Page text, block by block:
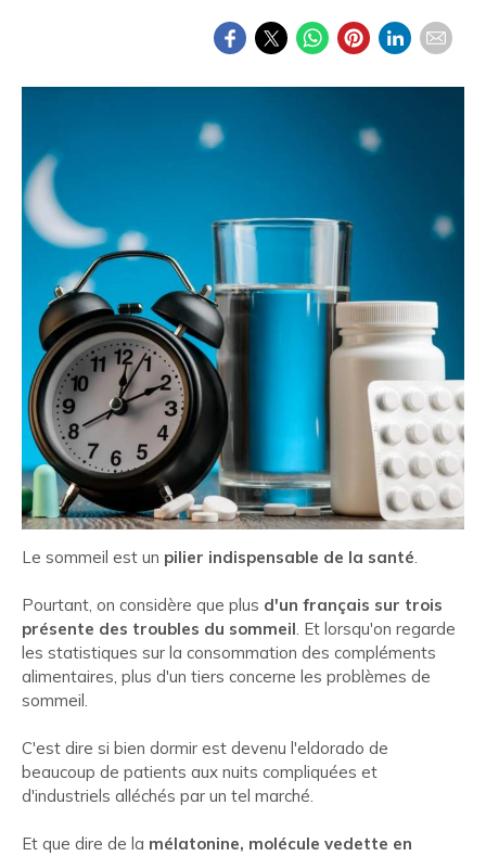
Le sommeil est un pilier indispensable de la santé.
Pourtant, on considère que plus d'un français sur trois
présente des troubles du sommeil. Et lorsqu'on regarde
les statistiques sur la consommation des compléments
alimentaires, plus d'un tiers concerne les problèmes de
sommeil.
C'est dire si bien dormir est devenu l'eldorado de
beaucoup de patients aux nuits compliquées et
d'industriels alléchés par un tel marché.
Et que dire de la mélatonine, molécule vedette en